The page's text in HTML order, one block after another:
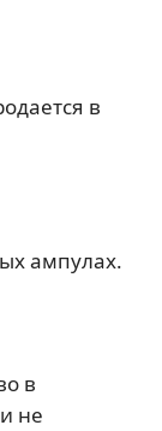
в
ампулах.
в
не